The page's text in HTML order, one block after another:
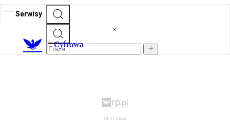
Serwisy
Cyfrowa